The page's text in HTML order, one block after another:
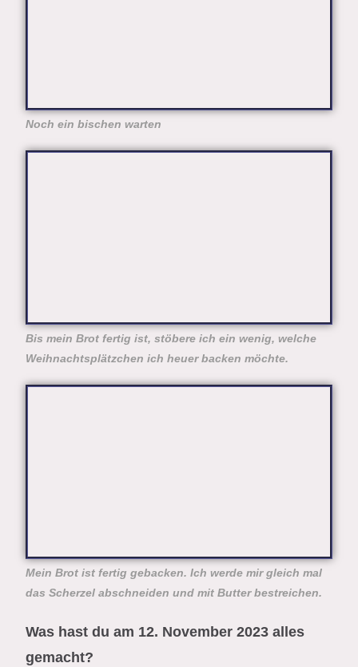
Noch ein bischen warten
Bis mein Brot fertig ist, stöbere ich ein wenig, welche
Weihnachtsplätzchen ich heuer backen möchte.
Mein Brot ist fertig gebacken. Ich werde mir gleich mal
das Scherzel abschneiden und mit Butter bestreichen.
Was hast du am 12. November 2023 alles
gemacht?